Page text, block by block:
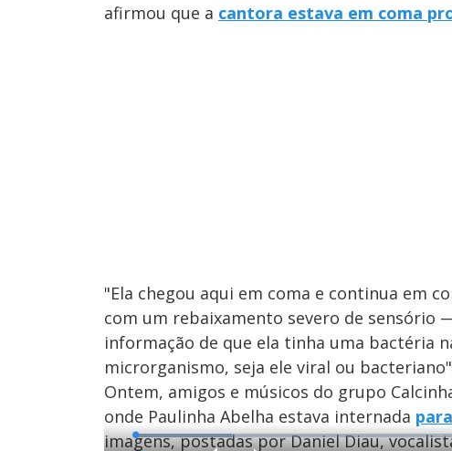
afirmou que a cantora estava em coma
"Ela chegou aqui em coma e continua em
com um rebaixamento severo de sensório
informação de que ela tinha uma bactéria
microrganismo, seja ele viral ou
Ontem, amigos e músicos do grupo
onde Paulinha Abelha estava internada
imagens, postadas por Daniel Diau,
L
o